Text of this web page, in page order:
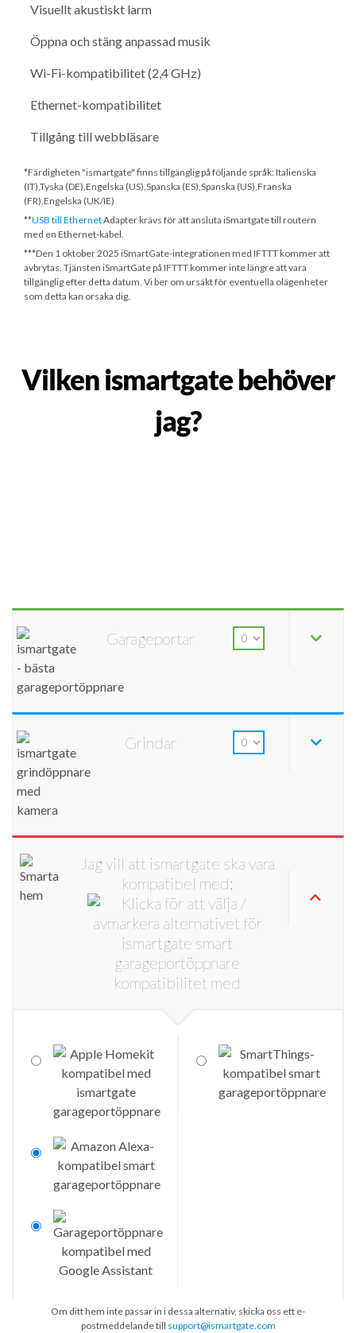
Visuellt akustiskt larm
Öppna och stäng anpassad musik
Wi-Fi-kompatibilitet (2,4 GHz)
Ethernet-kompatibilitet
Tillgång till webbläsare
*Färdigheten "ismartgate" finns tillgänglig på följande språk: Italienska
(IT),Tyska (DE),Engelska (US),Spanska (ES),Spanska (US),Franska
(FR),Engelska (UK/IE)
**USB till EthernetAdapter krävs för att ansluta iSmartgate till routern
med en Ethernet-kabel.
***Den 1 oktober 2025 iSmartGate-integrationen med IFTTT kommer att
avbrytas. Tjänsten iSmartGate på IFTTT kommer inte längre att vara
tillgänglig efter detta datum. Vi ber om ursäkt för eventuella olägenheter
som detta kan orsaka dig.
Vilken ismartgate behöver
jag?
Garageportar
Grindar
Jag vill att ismartgate ska vara
kompatibel med:
Om ditt hem inte passar in i dessa alternativ, skicka oss ett e-
postmeddelande till support@ismartgate.com